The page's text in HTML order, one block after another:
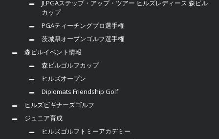
JLPGAステップ・アップ・ツアー ヒルズレディース 森ビル
カップ
PGAティーチングプロ選手権
茨城県オープンゴルフ選手権
森ビルイベント情報
森ビルゴルフカップ
ヒルズオープン
Diplomats Friendship Golf
ヒルズビギナーズゴルフ
ジュニア育成
ヒルズゴルフトミーアカデミー